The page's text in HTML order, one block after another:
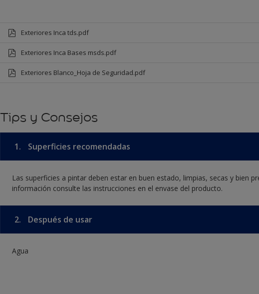
Exteriores Inca tds.pdf
Exteriores Inca Bases msds.pdf
Exteriores Blanco_Hoja de Seguridad.pdf
Tips y Consejos
1. Superficies recomendadas
Las superficies a pintar deben estar en buen estado, limpias, secas y bien
información consulte las instrucciones en el envase del producto.
2. Después de usar
Agua